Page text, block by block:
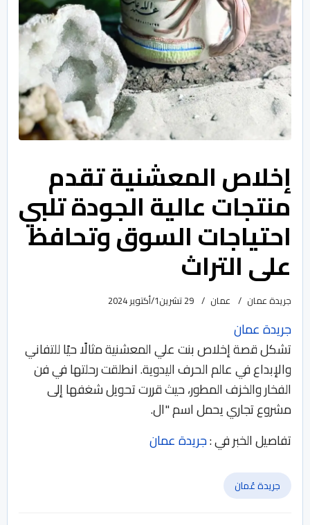
إخلاص المعشنية تقدم
منتجات عالية الجودة تلبي
احتياجات السوق وتحافظ
على التراث
جريدة عمان عمان 29 تشرين1/أكتوير 2024
جريدة عمان
تشكل قصة إخلاص بنت علي المعشنية مثالًا حيًا للتفاني
والإبداع في عالم الحرف اليدوية. انطلقت رحلتها في فن
الفخار والخزف المطور، حيث قررت تحويل شغفها إلى
مشروع تجاري يحمل اسم "ال.
تفاصيل الخبر في :جريدة عمان
جريدة عُمان